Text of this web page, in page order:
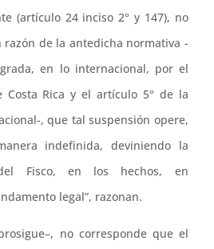
(artículo 24 inciso 2° y 147), no
razón de la antedicha normativa -
en lo internacional, por el
Costa Rica y el artículo 5° de la
, que tal suspensión opere,
indefinida, deviniendo la
Fisco, en los hechos, en
legal”, razonan.
no corresponde que el